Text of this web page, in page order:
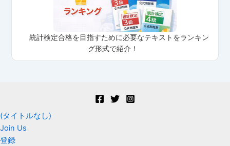
統計検定合格を目指すために必要なテキストをランキン
グ形式で紹介！
(タイトルなし)
Join Us
登録